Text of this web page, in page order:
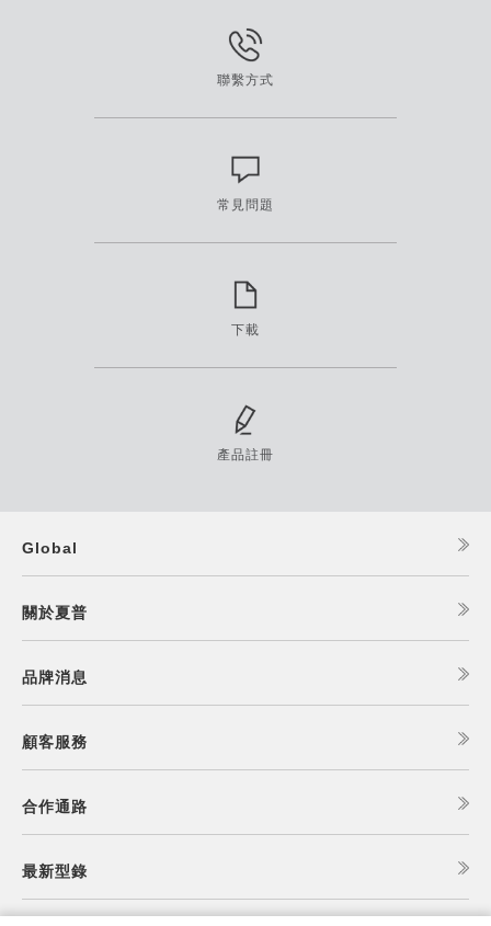
聯繫方式
常見問題
下載
產品註冊
Global
關於夏普
品牌消息
顧客服務
合作通路
最新型錄